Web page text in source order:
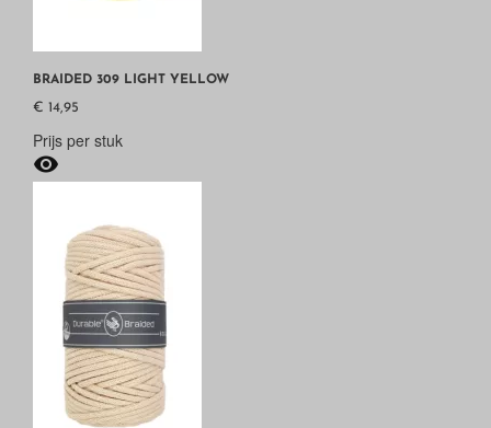
BRAIDED 309 LIGHT YELLOW
€ 14,95
Prijs per stuk
